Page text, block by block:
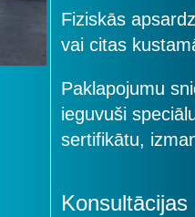
Fiziskās
vai citas
Paklapojumu
ieguvuši
sertifikātu,